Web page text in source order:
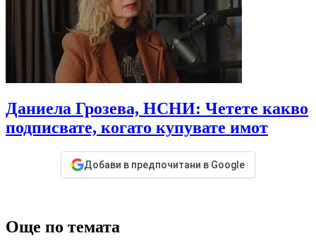
Даниела Грозева, НСНИ: Четете какво
подписвате, когато купувате имот
Добави в предпочитани в Google
Още по темата